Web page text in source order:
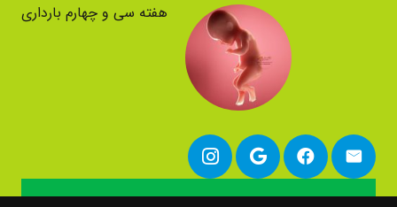
هفته سی و چهارم بارداری